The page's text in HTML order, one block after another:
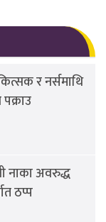
र नर्समाथि
नाका अवरुद्ध
ठप्प